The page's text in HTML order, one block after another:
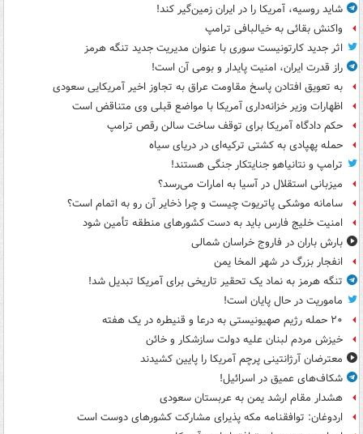
شاید روسیه، آمریکا را در ایران زمین‌گیر کند!
واکنش بقائی به خیالبافی ترامپ
اثر جدید کارتونیست سوری با عنوان مدیریت جدید تنگه هرمز
راز قدرت ایران، امنیت پایدار و بومی آن است!
به تعویق افتادن پاسخ مقاومت عراق به تجاوز اخیر آمریکایی سعودی
اظهارات وزیر خزانه‌داری آمریکا با مواضع قبلی وی متناقض است
حکم دادگاه آمریکا برای توقف ساخت سالن رقص ترامپ
حمله پهپادی به کشتی ترکیه‌ای در دریای سیاه
ترامپ و نتانیاهو جنایتکار جنگی هستند!
میزبانی استقلال در آسیا به امارات می‌رسد؟
سامانه موشکی پاتریوت چیست و چرا ذخایر آن رو به اتمام است؟
امنیت خلیج فارس باید به دست کشورهای منطقه تأمین شود
بارش باران در فاروج خراسان شمالی
انفجار بزرگ در شهر المخا یمن
تنگه هرمز به نماد یک تحقیر تاریخی برای آمریکا تبدیل شد!
ماموریت در حال پایان است!
۲۰ حمله رژیم صهیونیستی به درعا و قنیطره در یک هفته
خیزش مردم لبنان علیه دولت سازشکار و خائن
معترضان آرژانتینی پرچم آمریکا را پایین کشیدند
شکاف‌های عمیق در اسرائیل!
هشدار مقام ارشد یمن به عربستان سعودی
اردوغان: توافقنامه مکه پذیرای مشارکت کشورهای دوست است